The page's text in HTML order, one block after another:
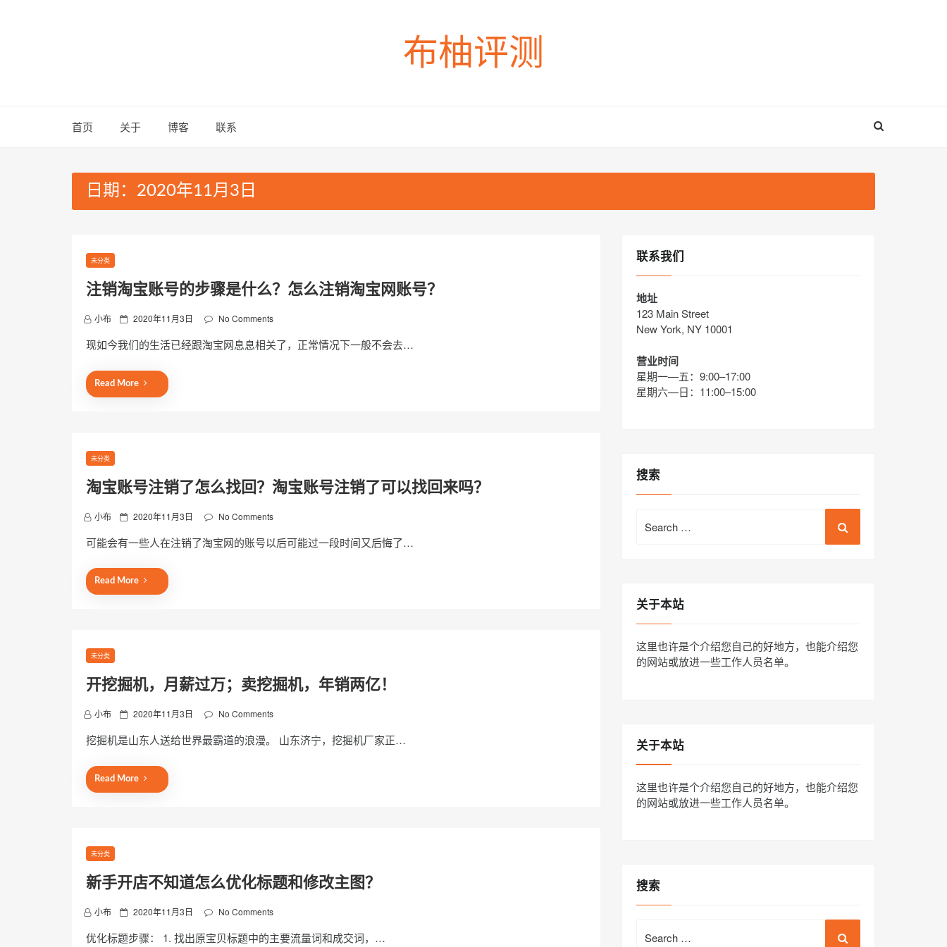
布柚评测
首页 关于 博客 联系
日期：2020年11月3日
未分类
注销淘宝账号的步骤是什么？怎么注销淘宝网账号？
小布
P
s
e
d
2020年11月3日 No Comments
现如今我们的生活已经跟淘宝网息息相关了，正常情况下一般不会去…
Read More
未分类
淘宝账号注销了怎么找回？淘宝账号注销了可以找回来吗？
小布
P
s
e
d
2020年11月3日 No Comments
可能会有一些人在注销了淘宝网的账号以后可能过一段时间又后悔了…
Read More
未分类
开挖掘机，月薪过万；卖挖掘机，年销两亿！
小布
P
s
e
d
2020年11月3日 No Comments
挖掘机是山东人送给世界最霸道的浪漫。 山东济宁，挖掘机厂家正…
Read More
未分类
新手开店不知道怎么优化标题和修改主图？
小布
P
s
2020年11月3日 No Comments
优化标题步骤： 1. 找出原宝贝标题中的主要流量词和成交词，…
联系我们
地址
123 Main Street
New York, NY 10001
营业时间
星期一—五：9:00–17:00
星期六—日：11:00–15:00
搜索
for:
关于本站
这里也许是个介绍您自己的好地方，也能介绍您
的网站或放进一些工作人员名单。
关于本站
这里也许是个介绍您自己的好地方，也能介绍您
的网站或放进一些工作人员名单。
搜索
for: